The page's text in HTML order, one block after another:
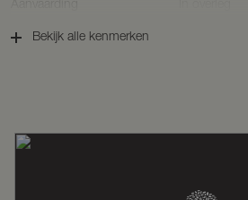
1925
Bekijk alle kenmerken